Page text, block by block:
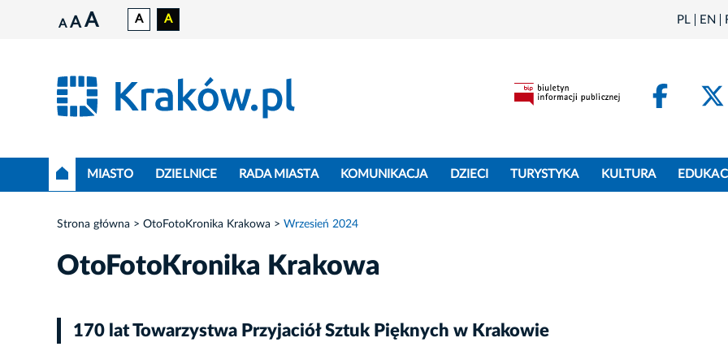
A A A A A PL EN
MIASTO DZIELNICE RADA MIASTA KOMUNIKACJA DZIECI TURYSTYKA KULTURA
Strona główna OtoFotoKronika Krakowa Wrzesień 2024
OtoFotoKronika Krakowa
170 lat Towarzystwa Przyjaciół Sztuk Pięknych w Krakowie